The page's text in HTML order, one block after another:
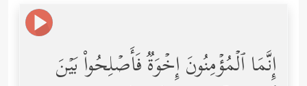
إِنَّمَا ٱلۡمُؤۡمِنُونَ إِخۡوَةࣱ فَأَصۡلِحُواْ بَیۡنَ